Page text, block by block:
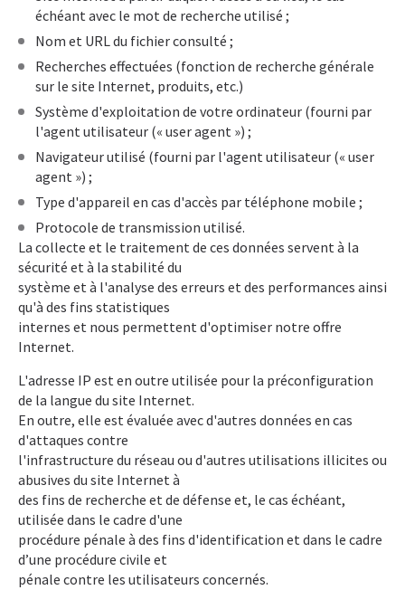
échéant avec le mot de recherche utilisé ;
Nom et URL du fichier consulté ;
Recherches effectuées (fonction de recherche générale
sur le site Internet, produits, etc.)
Système d'exploitation de votre ordinateur (fourni par
l'agent utilisateur (« user agent ») ;
Navigateur utilisé (fourni par l'agent utilisateur (« user
agent ») ;
Type d'appareil en cas d'accès par téléphone mobile ;
Protocole de transmission utilisé.
La collecte et le traitement de ces données servent à la
sécurité et à la stabilité du
système et à l'analyse des erreurs et des performances ainsi
qu'à des fins statistiques
internes et nous permettent d'optimiser notre offre
Internet.
L'adresse IP est en outre utilisée pour la préconfiguration
de la langue du site Internet.
En outre, elle est évaluée avec d'autres données en cas
d'attaques contre
l'infrastructure du réseau ou d'autres utilisations illicites ou
abusives du site Internet à
des fins de recherche et de défense et, le cas échéant,
utilisée dans le cadre d'une
procédure pénale à des fins d'identification et dans le cadre
d’une procédure civile et
pénale contre les utilisateurs concernés.